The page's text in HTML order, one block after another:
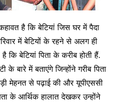
है कि बेटियां जिस घर में पैदा
में बेटियों के रहने से अलग ही
कि बेटियां पिता के करीब होती हैं.
बारे में बताएंगे जिन्होंने गरीब पिता
मेहनत से पढ़ाई की और यूपीएससी
के आर्थिक हालात देखकर उन्होंने